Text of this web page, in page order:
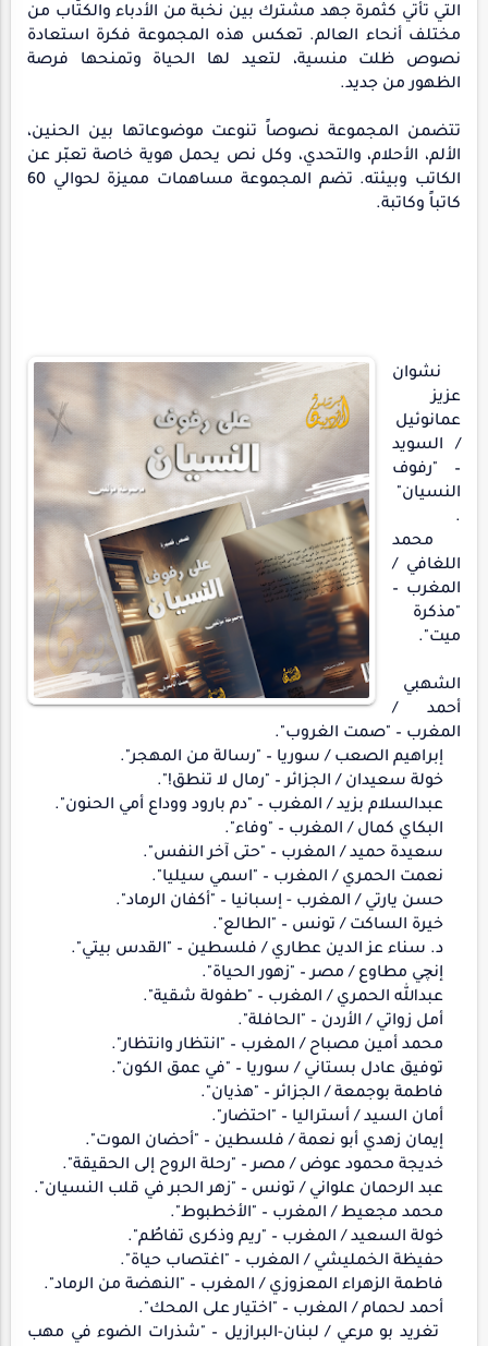
الظهور من جديد.
كاتباً وكاتبة.
نشوان
عزيز
عمانوئيل
/ السويد
– "رفوف
النسيان"
.
محمد
اللغافي /
المغرب –
"مذكرة
ميت".
الشهبي
أحمد /
المغرب – "صمت الغروب".
إبراهيم الصعب / سوريا – "رسالة من المهجر".
خولة سعيدان / الجزائر – "رمال لا تنطق!".
عبدالسلام بزيد / المغرب – "دم بارود ووداع أمي الحنون".
البكاي كمال / المغرب – "وفاء".
سعيدة حميد / المغرب – "حتى آخر النفس".
نعمت الحمري / المغرب – "اسمي سيليا".
حسن يارتي / المغرب - إسبانيا – "أكفان الرماد".
خيرة الساكت / تونس – "الطالع".
د. سناء عز الدين عطاري / فلسطين – "القدس بيتي".
إنچي مطاوع / مصر – "زهور الحياة".
عبدالله الحمري / المغرب – "طفولة شقية".
أمل زواتي / الأردن – "الحافلة".
محمد أمين مصباح / المغرب – "انتظار وانتظار".
توفيق عادل بستاني / سوريا – "في عمق الكون".
فاطمة بوجمعة / الجزائر – "هذيان".
أمان السيد / أستراليا – "احتضار".
إيمان زهدي أبو نعمة / فلسطين – "أحضان الموت".
خديجة محمود عوض / مصر – "رحلة الروح إلى الحقيقة".
عبد الرحمان علواني / تونس – "زهر الحبر في قلب النسيان".
محمد مجعيط / المغرب – "الأخطبوط".
خولة السعيد / المغرب – "ريم وذكرى تفاطُم".
حفيظة الخمليشي / المغرب – "اغتصاب حياة".
فاطمة الزهراء المعزوزي / المغرب – "النهضة من الرماد".
أحمد لحمام / المغرب – "اختيار على المحك".
تغريد بو مرعي / لبنان-البرازيل – "شذرات الضوء في مهب